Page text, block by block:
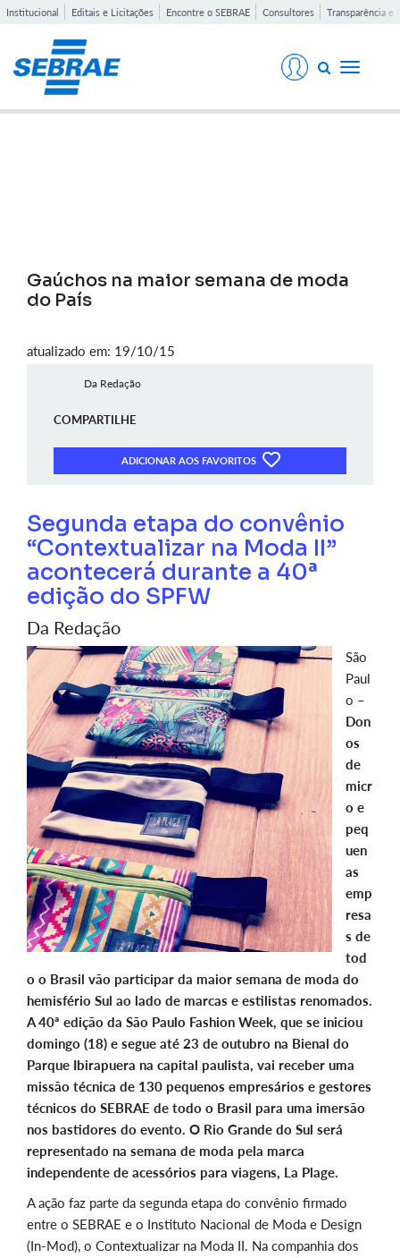
Institucional Editais e Licitações Encontre o SEBRAE Consultores Transparência e
Toggle
Gaúchos na maior semana de moda
do País
atualizado em: 19/10/15
Da Redação
COMPARTILHE
ADICIONAR AOS FAVORITOS
Segunda etapa do convênio
“Contextualizar na Moda II”
acontecerá durante a 40ª
edição do SPFW
Da Redação
São
Paul
o –
Don
os
de
micr
o e
peq
uen
as
emp
resa
s de
tod
o o Brasil vão participar da maior semana de moda do
hemisfério Sul ao lado de marcas e estilistas renomados.
A 40ª edição da São Paulo Fashion Week, que se iniciou
domingo (18) e segue até 23 de outubro na Bienal do
Parque Ibirapuera na capital paulista, vai receber uma
missão técnica de 130 pequenos empresários e gestores
técnicos do SEBRAE de todo o Brasil para uma imersão
nos bastidores do evento. O Rio Grande do Sul será
representado na semana de moda pela marca
independente de acessórios para viagens, La Plage.
A ação faz parte da segunda etapa do convênio firmado
entre o SEBRAE e o Instituto Nacional de Moda e Design
(In-Mod), o Contextualizar na Moda II. Na companhia dos